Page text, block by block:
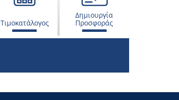
Τιμοκατάλογος
Δημιουργία
Προσφοράς